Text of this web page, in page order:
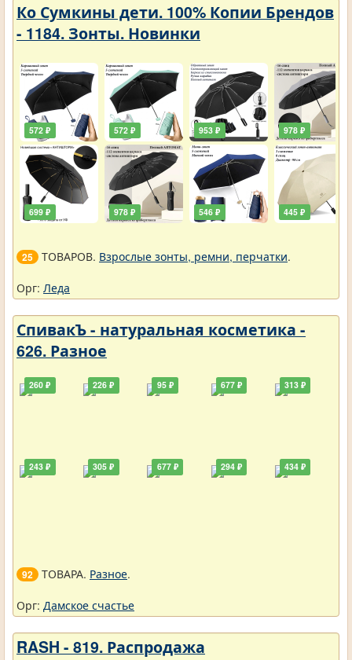
Ко Сумкины дети. 100% Копии Брендов
- 1184. Зонты. Новинки
572 ₽
699 ₽
572 ₽
978 ₽
953 ₽
546 ₽
978 ₽
445 ₽
25 ТОВАРОВ. Взрослые зонты, ремни, перчатки.
Орг: Леда
СпивакЪ - натуральная косметика -
626. Разное
260 ₽
243 ₽
226 ₽
305 ₽
95 ₽
677 ₽
677 ₽
294 ₽
313 ₽
434 ₽
92 ТОВАРА. Разное.
Орг: Дамское счастье
RASH - 819. Распродажа